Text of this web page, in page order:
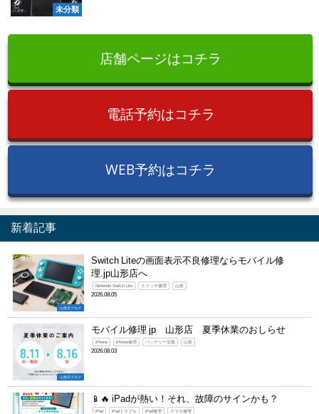
未分類
店舗ページはコチラ
電話予約はコチラ
WEB予約はコチラ
新着記事
山形店ブログ
Switch Liteの画面表示不良修理ならモバイル修
理.jp山形店へ
Nintendo Switch Lite スイッチ修理 山形
2026.08.05
山形店ブログ
モバイル修理 jp 山形店 夏季休業のおしらせ
iPhone iPhone修理 バッテリー交換 山形
2026.08.03
📱🔥 iPadが熱い！それ、故障のサインかも？
iPad iPadトラブル iPad修理 スマホ修理